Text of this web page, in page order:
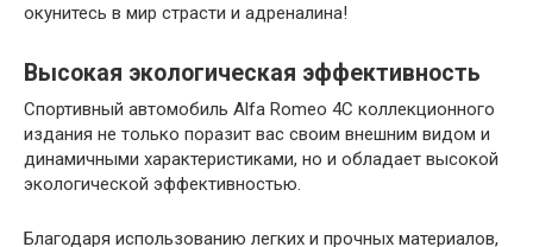
окунитесь в мир страсти и адреналина!
Высокая экологическая эффективность
Спортивный автомобиль Alfa Romeo 4C коллекционного
издания не только поразит вас своим внешним видом и
динамичными характеристиками, но и обладает высокой
экологической эффективностью.
Благодаря использованию легких и прочных материалов,